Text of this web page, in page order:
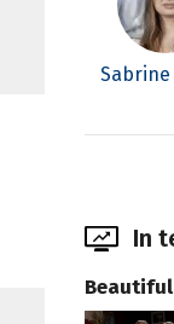
Sabrine
In
Beautiful